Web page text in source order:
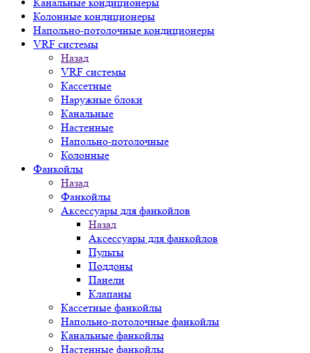
Колонные кондиционеры
Напольно-потолочные кондиционеры
VRF системы
Назад
VRF системы
Кассетные
Наружные блоки
Канальные
Настенные
Напольно-потолочные
Колонные
Фанкойлы
Назад
Фанкойлы
Аксессуары для фанкойлов
Назад
Аксессуары для фанкойлов
Пульты
Поддоны
Панели
Клапаны
Кассетные фанкойлы
Напольно-потолочные фанкойлы
Канальные фанкойлы
Настенные фанкойлы